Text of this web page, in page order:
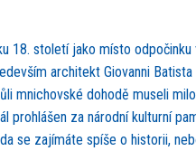
18. století jako místo
architekt Giovanni
mnichovské dohodě museli
prohlášen za národní kulturní
se zajímáte spíše o historii,